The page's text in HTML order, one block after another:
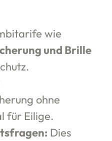
wie
und Brille
ohne
für Eilige.
Dies